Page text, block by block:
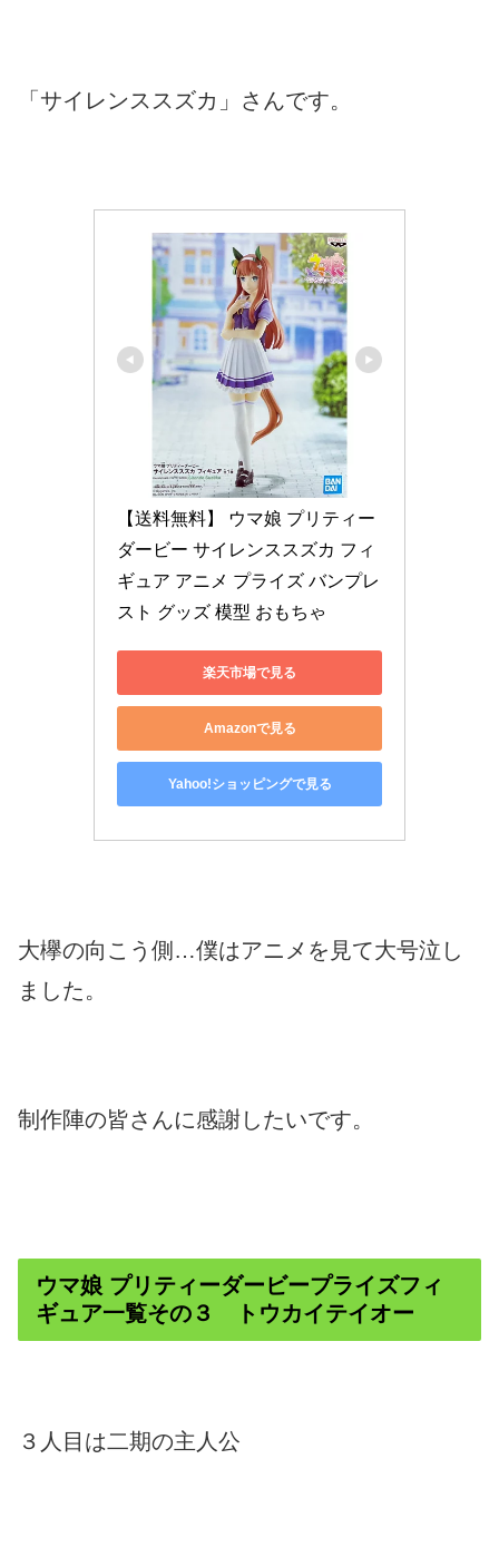
「サイレンススズカ」さんです。
【送料無料】 ウマ娘 プリティー
ダービー サイレンススズカ フィ
ギュア アニメ プライズ バンプレ
スト グッズ 模型 おもちゃ
楽天市場で見る
Amazonで見る
Yahoo!ショッピングで見る
大欅の向こう側…僕はアニメを見て大号泣し
ました。
制作陣の皆さんに感謝したいです。
ウマ娘 プリティーダービープライズフィ
ギュア一覧その３ トウカイテイオー
３人目は二期の主人公